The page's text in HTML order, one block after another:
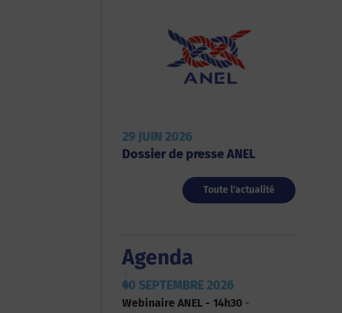
29 JUIN 2026
Dossier de presse ANEL
Toute l'actualité
Agenda
10 SEPTEMBRE 2026
Webinaire ANEL - 14h30 -